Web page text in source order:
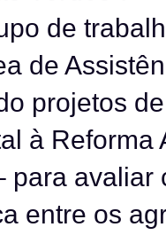
de
de
projetos
à
para
entre os